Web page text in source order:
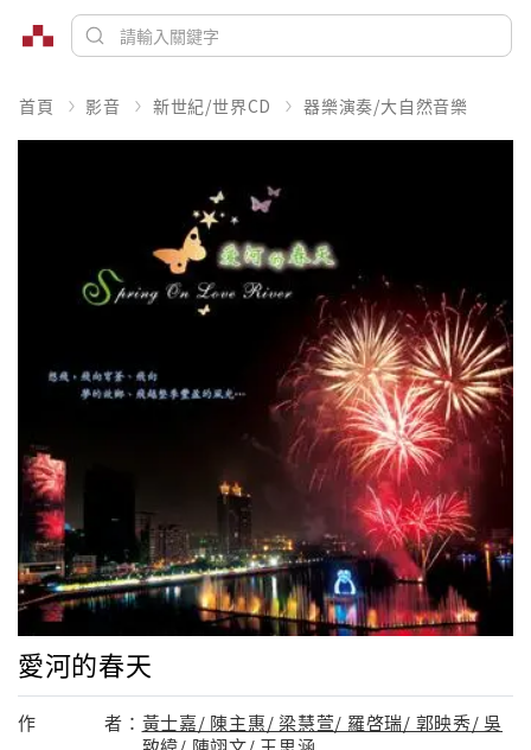
首頁 影音 新世紀/世界CD 器樂演奏/大自然音樂
愛河的春天
作 者： 黃士嘉/ 陳主惠/ 梁慧萱/ 羅啓瑞/ 郭映秀/ 吳